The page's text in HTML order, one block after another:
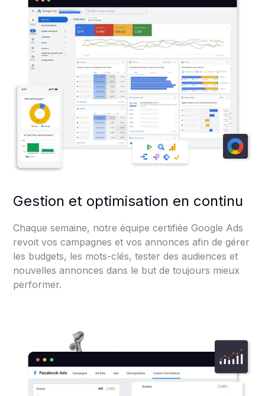
Gestion et optimisation en continu
Chaque semaine, notre équipe certifiée Google Ads
revoit vos campagnes et vos annonces afin de gérer
les budgets, les mots-clés, tester des audiences et
nouvelles annonces dans le but de toujours mieux
performer.